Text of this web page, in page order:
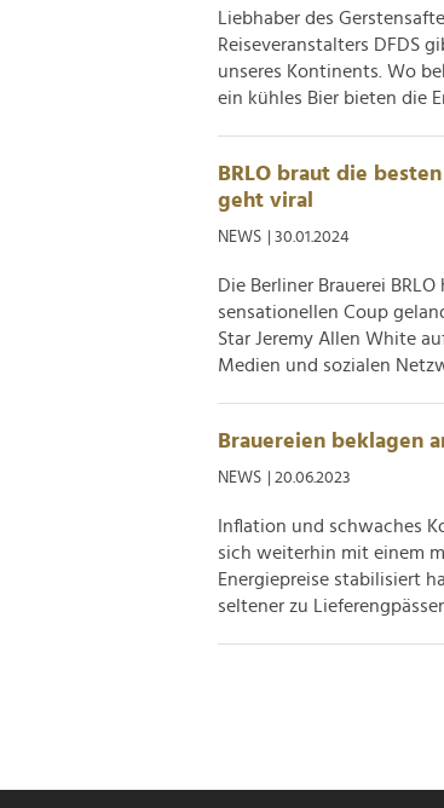
Liebhaber des
Reiseveranstalters DFDS
unseres Kontinents. Wo
ein kühles Bier bieten die
BRLO braut die
geht viral
NEWS | 30.01.2024
Die Berliner Brauerei
sensationellen Coup
Star Jeremy Allen White
Medien und sozialen
Brauereien beklagen
NEWS | 20.06.2023
Inflation und schwaches
sich weiterhin mit einem
Energiepreise stabilisiert
seltener zu